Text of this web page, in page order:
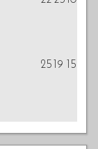
25 19 15